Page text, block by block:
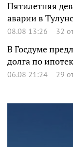
Пятилетняя
аварии в
08.08 13:26 32
В Госдуме
долга по
06.08 21:24 29